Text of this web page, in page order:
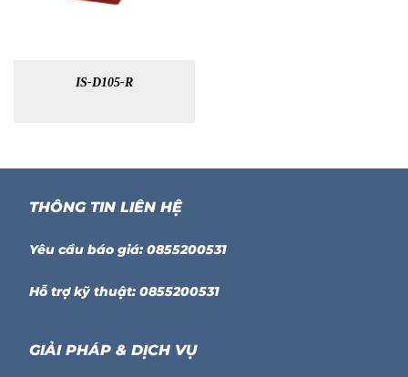
IS-D105-R
THÔNG TIN LIÊN HỆ
Yêu cầu báo giá: 0855200531
Hỗ trợ kỹ thuật: 0855200531
GIẢI PHÁP & DỊCH VỤ